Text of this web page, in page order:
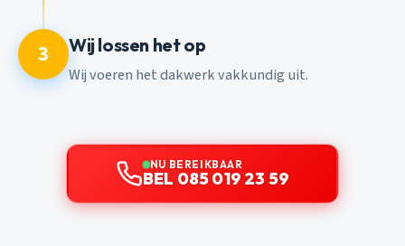
3 Wij lossen het op
Wij voeren het dakwerk vakkundig uit.
NU BEREIKBAAR
BEL 085 019 23 59